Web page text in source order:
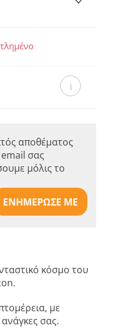
αποθέματος
σας
μόλις το
ΕΝΗΜΕΡΩΣΕ ΜΕ
κόσμο του
με
σας.